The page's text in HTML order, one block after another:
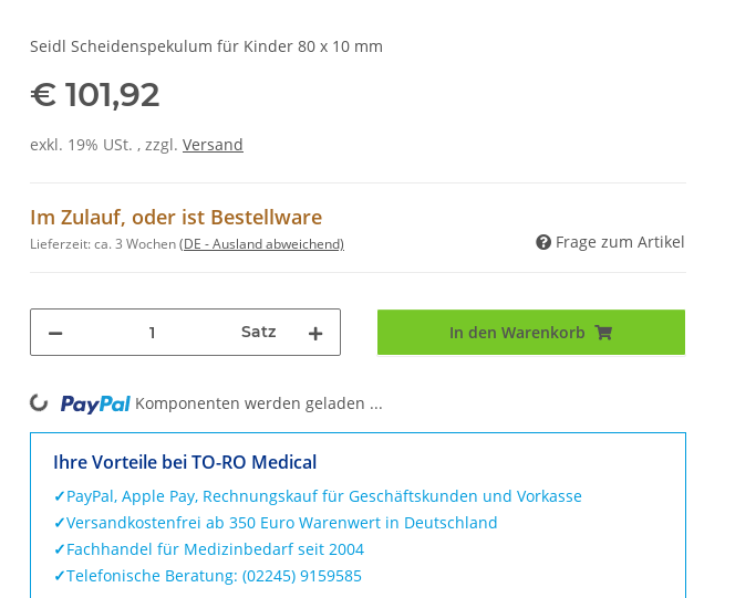
Seidl Scheidenspekulum für Kinder 80 x 10 mm
€ 101,92
exkl. 19% USt. , zzgl. Versand
Im Zulauf, oder ist Bestellware
Lieferzeit:ca. 3 Wochen(DE - Ausland abweichend) Frage zum Artikel
Satz In den Warenkorb
Komponenten werden geladen ...
Ihre Vorteile bei TO-RO Medical
✓PayPal, Apple Pay, Rechnungskauf für Geschäftskunden und Vorkasse
✓Versandkostenfrei ab 350 Euro Warenwert in Deutschland
✓Fachhandel für Medizinbedarf seit 2004
✓Telefonische Beratung: (02245) 9159585